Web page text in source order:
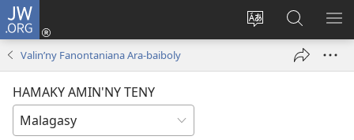
JW.ORG
Hiova
Hiditra
(manokatra
ato
Amin’ny
Valin’ny Fanontaniana Ara-baiboly
HAMAKY AMIN'NY TENY